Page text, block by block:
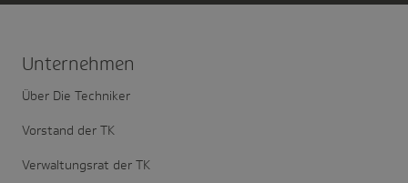
Unter­nehmen
Über Die Techniker
Vorstand der TK
Verwaltungsrat der TK